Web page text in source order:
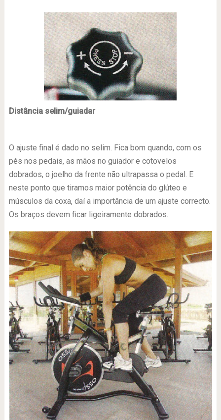
Distância selim/guiadar
O ajuste final é dado no selim. Fica bom quando, com os
pés nos pedais, as mãos no guiador e cotovelos
dobrados, o joelho da frente não ultrapassa o pedal. E
neste ponto que tiramos maior potência do glúteo e
músculos da coxa, daí a importância de um ajuste correcto.
Os braços devem ficar ligeiramente dobrados.